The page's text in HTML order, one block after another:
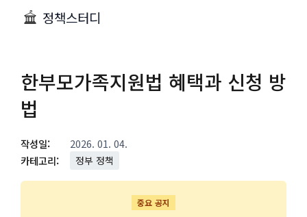
정책스터디
한부모가족지원법 혜택과 신청 방
법
작성일:
2026. 01. 04.
카테고리:
정부 정책
중요 공지